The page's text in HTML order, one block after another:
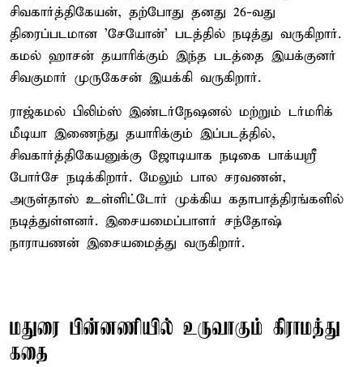
சிவகார்த்திகேயன், தற்போது தனது 26-வது
திரைப்படமான 'சேயோன்' படத்தில் நடித்து வருகிறார்.
கமல் ஹாசன் தயாரிக்கும் இந்த படத்தை இயக்குனர்
சிவகுமார் முருகேசன் இயக்கி வருகிறார்.
ராஜ்கமல் பிலிம்ஸ் இண்டர்நேஷனல் மற்றும் டர்மரிக்
மீடியா இணைந்து தயாரிக்கும் இப்படத்தில்,
சிவகார்த்திகேயனுக்கு ஜோடியாக நடிகை பாக்யஸ்ரீ
போர்சே நடிக்கிறார். மேலும் பால சரவணன்,
அருள்தாஸ் உள்ளிட்டோர் முக்கிய கதாபாத்திரங்களில்
நடித்துள்ளனர். இசையமைப்பாளர் சந்தோஷ்
நாராயணன் இசையமைத்து வருகிறார்.
மதுரை பின்னணியில் உருவாகும் கிராமத்து
கதை